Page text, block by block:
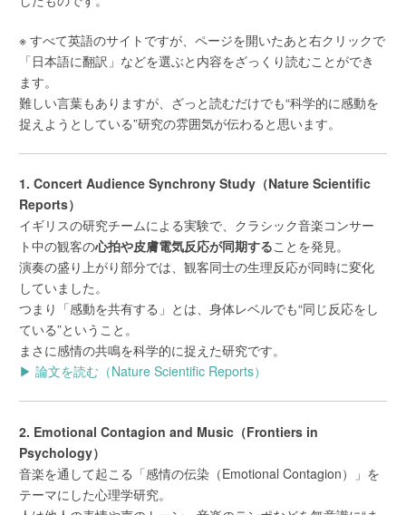
※ すべて英語のサイトですが、ページを開いたあと右クリックで
「日本語に翻訳」などを選ぶと内容をざっくり読むことができ
ます。
難しい言葉もありますが、ざっと読むだけでも“科学的に感動を
捉えようとしている”研究の雰囲気が伝わると思います。
1. Concert Audience Synchrony Study（Nature Scientific
Reports）
イギリスの研究チームによる実験で、クラシック音楽コンサー
ト中の観客の心拍や皮膚電気反応が同期することを発見。
演奏の盛り上がり部分では、観客同士の生理反応が同時に変化
していました。
つまり「感動を共有する」とは、身体レベルでも“同じ反応をし
ている”ということ。
まさに感情の共鳴を科学的に捉えた研究です。
▶ 論文を読む（Nature Scientific Reports）
2. Emotional Contagion and Music（Frontiers in
Psychology）
音楽を通して起こる「感情の伝染（Emotional Contagion）」を
テーマにした心理学研究。